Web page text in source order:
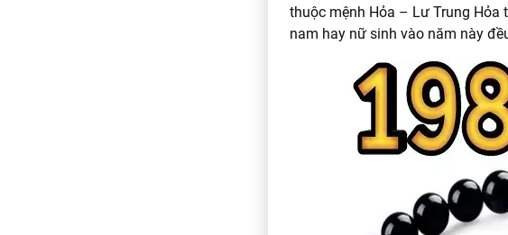
thuộc mệnh Hỏa – Lư Trung
nam hay nữ sinh vào năm này